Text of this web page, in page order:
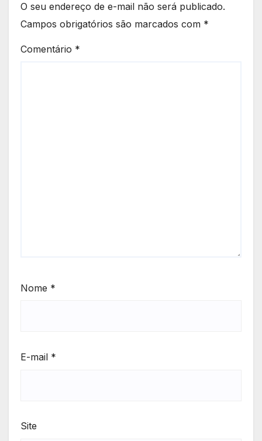
O seu endereço de e-mail não será publicado.
Campos obrigatórios são marcados com *
Comentário *
Nome *
E-mail *
Site